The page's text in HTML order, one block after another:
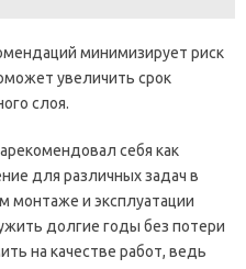
минимизирует риск
увеличить срок
слоя.
себя как
для различных задач в
монтаже и эксплуатации
долгие годы без потери
на качестве работ, ведь